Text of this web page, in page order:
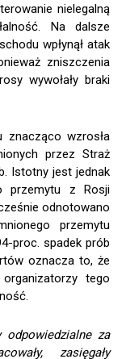
nielegalną
Na dalsze
wpłynął atak
zniszczenia
wywołały braki
znacząco wzrosła
przez Straż
Istotny jest jednak
przemytu z Rosji
odnotowano
przemytu
proc. spadek prób
oznacza to, że
tego
za
zasięgały